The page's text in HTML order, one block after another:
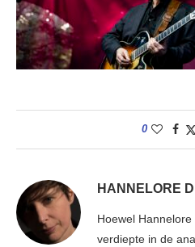
0
HANNELORE
Hoewel
verdiepte in de